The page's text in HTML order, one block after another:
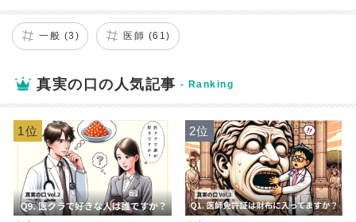
一般 (3) 医師 (61)
真実の口の人気記事
1位 2位